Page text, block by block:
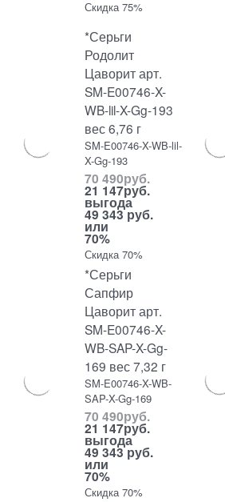
Скидка 75%
*Серьги
Родолит
Цаворит арт.
SM-E00746-X-
WB-lil-X-Gg-193
вес 6,76 г
SM-E00746-X-WB-lil-
X-Gg-193
70 490руб.
21 147руб.
выгода
49 343 руб.
или
70%
Скидка 70%
*Серьги
Сапфир
Цаворит арт.
SM-E00746-X-
WB-SAP-X-Gg-
169 вес 7,32 г
SM-E00746-X-WB-
SAP-X-Gg-169
70 490руб.
21 147руб.
выгода
49 343 руб.
или
70%
Скидка 70%